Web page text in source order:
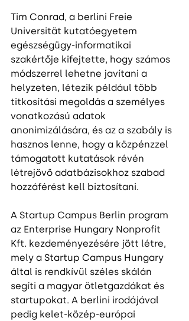
Tim Conrad, a berlini Freie
Universität kutatóegyetem
egészségügy-informatikai
szakértője kifejtette, hogy számos
módszerrel lehetne javítani a
helyzeten, létezik például több
titkosítási megoldás a személyes
vonatkozású adatok
anonimizálására, és az a szabály is
hasznos lenne, hogy a közpénzzel
támogatott kutatások révén
létrejövő adatbázisokhoz szabad
hozzáférést kell biztosítani.
A Startup Campus Berlin program
az Enterprise Hungary Nonprofit
Kft. kezdeményezésére jött létre,
mely a Startup Campus Hungary
által is rendkívül széles skálán
segíti a magyar ötletgazdákat és
startupokat. A berlini irodájával
pedig kelet-közép-európai